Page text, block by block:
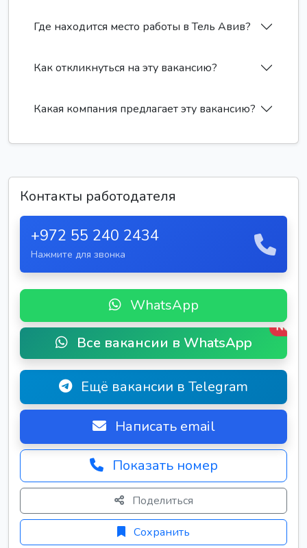
Где находится место работы в Тель Авив?
Как откликнуться на эту вакансию?
Какая компания предлагает эту вакансию?
Контакты работодателя
+972 55 240 2434
Нажмите для звонка
WhatsApp
Все вакансии в WhatsApp
New
Ещё вакансии в Telegram
Написать email
Показать номер
Поделиться
Сохранить